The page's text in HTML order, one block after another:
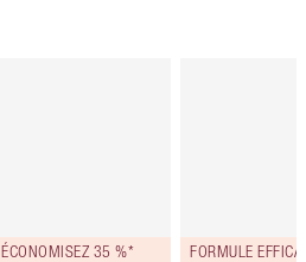
ÉCONOMISEZ 35 %*